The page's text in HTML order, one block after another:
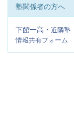
塾関係者の方へ
下館一高・ 近隣塾
情報共有フォーム